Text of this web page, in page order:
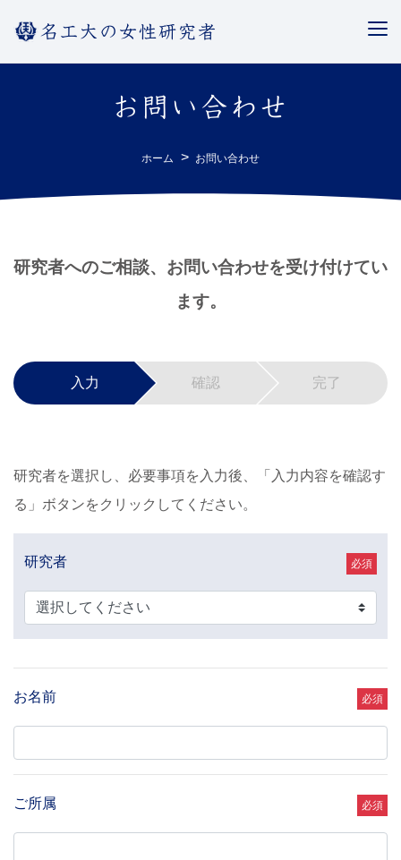
名工大の女性研究者
ホーム お問い合わせ
お問い合わせ
研究者へのご相談、お問い合わせを受け付けてい
ます。
入力 確認 完了
研究者を選択し、必要事項を入力後、「入力内容を確認す
る」ボタンをクリックしてください。
研究者 必須
お名前 必須
ご所属 必須